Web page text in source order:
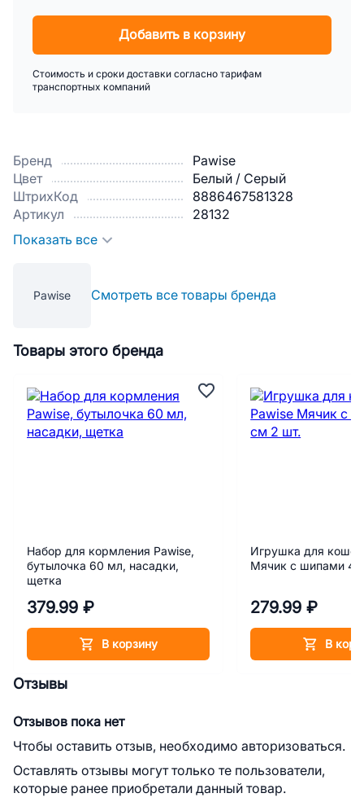
Бренд
Pawise
Цвет
Белый / Серый
ШтрихКод
8886467581328
Артикул
28132
Показать все
Pawise Смотреть все товары бренда
Добавить в корзину
Стоимость и сроки доставки согласно тарифам
транспортных компаний
Товары этого бренда
Набор для кормления Pawise,
бутылочка 60 мл, насадки,
щетка
379.99 ₽
В корзину
Игрушка для кошек
Мячик с шипами
279.99 ₽
В
Отзывы
Отзывов пока нет
Чтобы оставить отзыв, необходимо авторизоваться.
Оставлять отзывы могут только те пользователи,
которые ранее приобретали данный товар.